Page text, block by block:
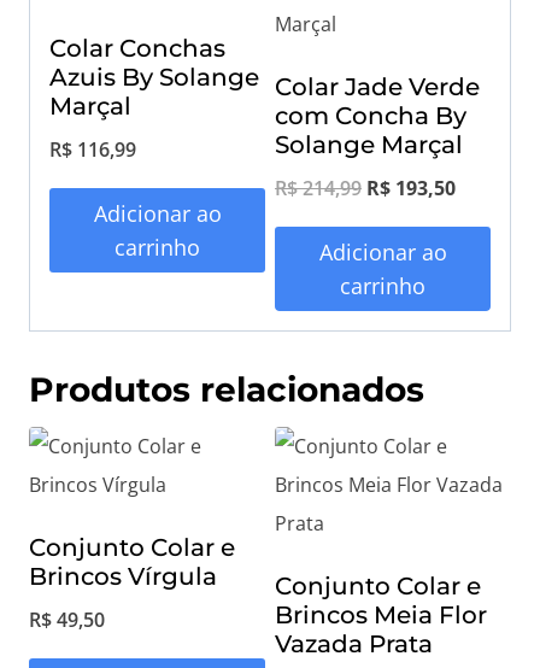
Colar Conchas
Azuis By Solange
Marçal
R$ 116,99
Adicionar ao
carrinho
Colar Jade Verde
com Concha By
Solange Marçal
R$214,99 O
p
r
e
o
r
i
i
n
a
R$ 193,50O
p
u
é
Adicionar ao
carrinho
Produtos relacionados
Conjunto Colar e
Brincos Vírgula
R$49,50
Conjunto Colar e
Brincos Meia Flor
Vazada Prata